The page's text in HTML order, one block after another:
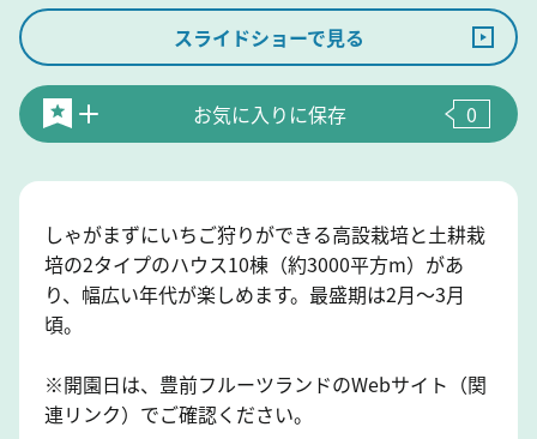
スライドショーで見る
お気に入りに保存 0
しゃがまずにいちご狩りができる高設栽培と土耕栽
培の2タイプのハウス10棟（約3000平方m）があ
り、幅広い年代が楽しめます。最盛期は2月～3月
頃。
※開園日は、豊前フルーツランドのWebサイト（関
連リンク）でご確認ください。